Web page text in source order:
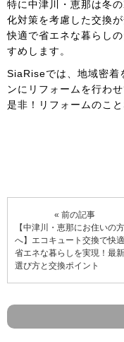
特に中津川・恵那は冬
化対策を考慮した交換が
快適で省エネな暮らし
すめします。
SiaRiseでは、地域密着
ンにリフォームを行わ
是非！リフォームのこ
« 前の記事
【中津川・恵那にお住いの方
へ】エコキュート交換で快適
省エネな暮らしを実現！最
選び方と交換ポイント